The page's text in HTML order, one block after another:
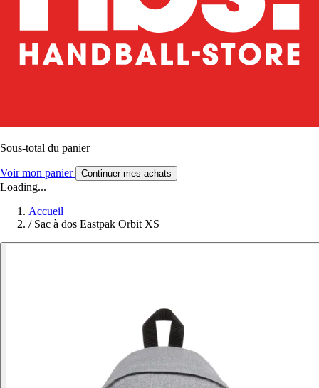
Sous-total du panier
Voir mon panier Continuer mes achats
Loading...
Accueil
/ Sac à dos Eastpak Orbit XS